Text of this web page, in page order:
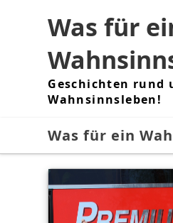
Was für
Geschichten rund
Wahnsinnsleben!
Was für ein